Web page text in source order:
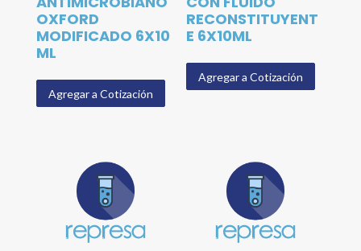
OXFORD
MODIFICADO 6X10
ML
Agregar a Cotización
RECONSTITUYENT
E 6X10ML
Agregar a Cotización